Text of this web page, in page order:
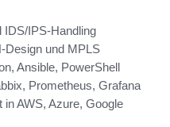
IDS/IPS-Handling
Design und MPLS
Ansible, PowerShell
Prometheus, Grafana
AWS, Azure, Google